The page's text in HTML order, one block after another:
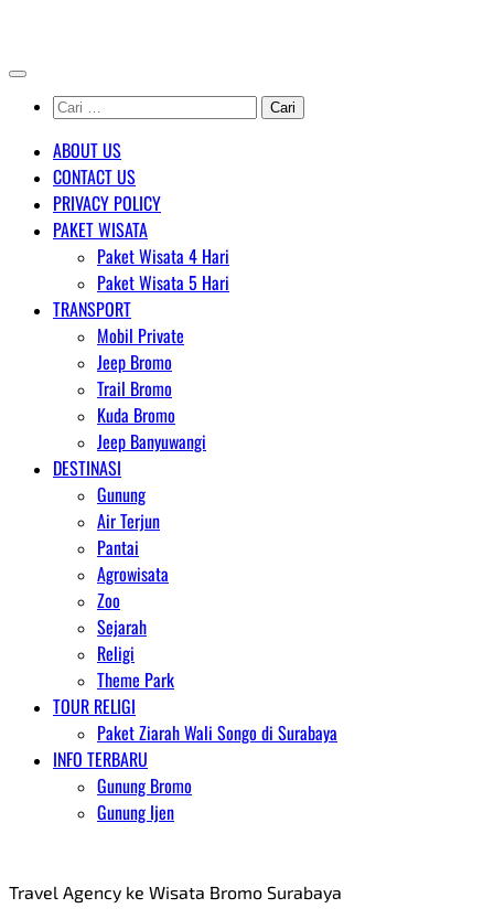
content
Cari
untuk:
ABOUT US
CONTACT US
PRIVACY POLICY
PAKET WISATA
Paket Wisata 4 Hari
Paket Wisata 5 Hari
TRANSPORT
Mobil Private
Jeep Bromo
Trail Bromo
Kuda Bromo
Jeep Banyuwangi
DESTINASI
Gunung
Air Terjun
Pantai
Agrowisata
Zoo
Sejarah
Religi
Theme Park
TOUR RELIGI
Paket Ziarah Wali Songo di Surabaya
INFO TERBARU
Gunung Bromo
Gunung Ijen
Travel Agency ke Wisata Bromo Surabaya